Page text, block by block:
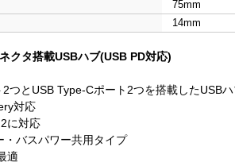
75mm
14mm
クタ搭載USBハブ(USB PD対応)
つとUSB Type-Cポート2つを搭載したUSB
対応
に対応
バスパワー共用タイプ
適